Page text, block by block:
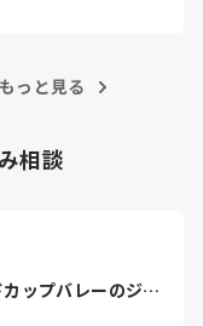
っと見る
相談
ップバレーのジャ